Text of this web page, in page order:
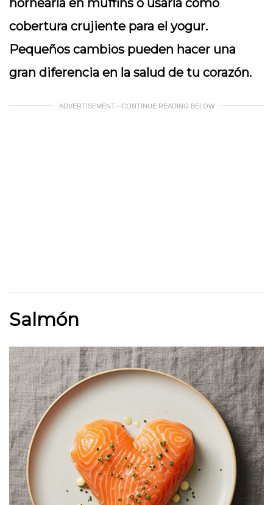
hornearla en muffins o usarla como
cobertura crujiente para el yogur.
Pequeños cambios pueden hacer una
gran diferencia en la salud de tu corazón.
ADVERTISEMENT - CONTINUE READING BELOW
Salmón